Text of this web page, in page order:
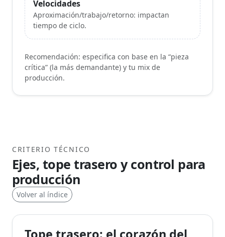
Velocidades
Aproximación/trabajo/retorno: impactan
tiempo de ciclo.
Recomendación: especifica con base en la “pieza
crítica” (la más demandante) y tu mix de
producción.
CRITERIO TÉCNICO
Ejes, tope trasero y control para
producción
Volver al índice